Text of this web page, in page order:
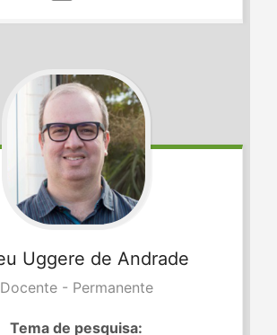
Uggere de Andrade
Docente - Permanente
Tema de pesquisa: